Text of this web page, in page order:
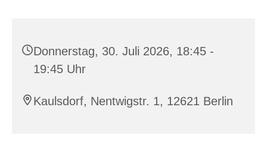
Donnerstag, 30. Juli 2026, 18:45 -
19:45 Uhr
Kaulsdorf, Nentwigstr. 1, 12621 Berlin